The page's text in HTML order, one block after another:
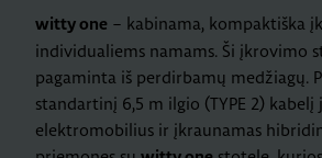
witty one – kabinama, kompaktiška
individualiems namams. Ši įkrovimo
pagaminta iš perdirbamų medžiagų.
standartinį 6,5 m ilgio (TYPE 2)
elektromobilius ir įkraunamas